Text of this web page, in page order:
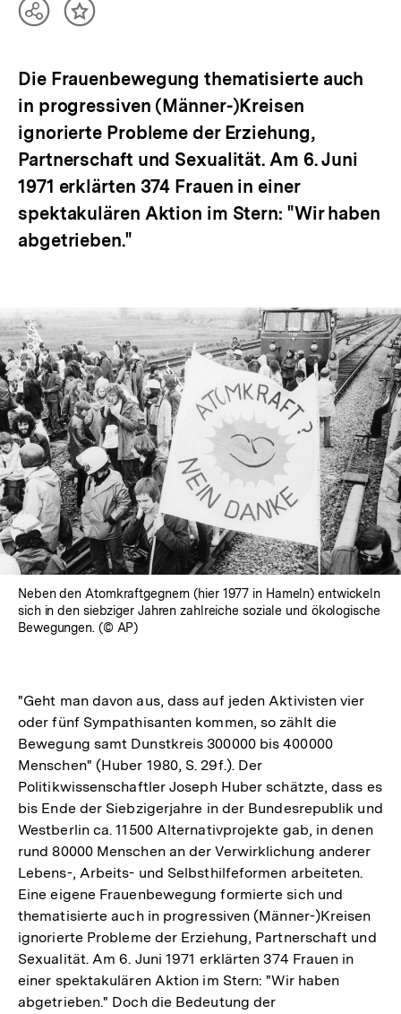
TeilenInhalt
Die Frauenbewegung thematisierte auch
in progressiven (Männer-)Kreisen
ignorierte Probleme der Erziehung,
Partnerschaft und Sexualität. Am 6. Juni
1971 erklärten 374 Frauen in einer
spektakulären Aktion im Stern: "Wir haben
abgetrieben."
Neben den Atomkraftgegnern (hier 1977 in Hameln) entwickeln
sich in den siebziger Jahren zahlreiche soziale und ökologische
Bewegungen. (© AP)
"Geht man davon aus, dass auf jeden Aktivisten vier
oder fünf Sympathisanten kommen, so zählt die
Bewegung samt Dunstkreis 300000 bis 400000
Menschen" (Huber 1980, S. 29f.). Der
Politikwissenschaftler Joseph Huber schätzte, dass es
bis Ende der Siebzigerjahre in der Bundesrepublik und
Westberlin ca. 11500 Alternativprojekte gab, in denen
rund 80000 Menschen an der Verwirklichung anderer
Lebens-, Arbeits- und Selbsthilfeformen arbeiteten.
Eine eigene Frauenbewegung formierte sich und
thematisierte auch in progressiven (Männer-)Kreisen
ignorierte Probleme der Erziehung, Partnerschaft und
Sexualität. Am 6. Juni 1971 erklärten 374 Frauen in
einer spektakulären Aktion im Stern: "Wir haben
abgetrieben." Doch die Bedeutung der